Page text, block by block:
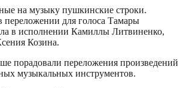
на музыку пушкинские строки.
переложении для голоса Тамары
в исполнении Камиллы Литвиненко,
Козина.
порадовали переложения произведений
музыкальных инструментов.